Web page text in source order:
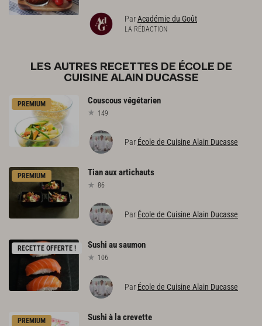
ParAcadémie du Goût
LA RÉDACTION
LES AUTRES RECETTES DE ÉCOLE DE
CUISINE ALAIN DUCASSE
PREMIUM Couscousvégétarien
149
Par École de Cuisine Alain Ducasse
PREMIUM Tianauxartichauts
86
Par École de Cuisine Alain Ducasse
RECETTE OFFERTE ! Sushi ausaumon
106
Par École de Cuisine Alain Ducasse
PREMIUM Sushi à lacrevette